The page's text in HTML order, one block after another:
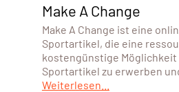
Make A Change
Make A Change ist eine
Sportartikel, die eine
kostengünstige
Sportartikel zu erwerben
Weiterlesen...